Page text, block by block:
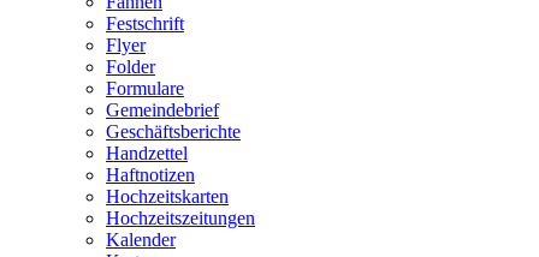
Festschrift
Flyer
Folder
Formulare
Gemeindebrief
Geschäftsberichte
Handzettel
Haftnotizen
Hochzeitskarten
Hochzeitszeitungen
Kalender